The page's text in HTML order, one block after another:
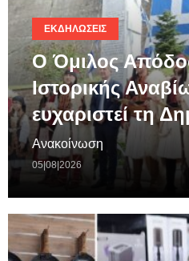
ΕΚΔΗΛΏΣΕΙΣ
Ο Όμιλος
Ιστορικής
ευχαριστεί τη
Ανακοίνωση
05|08|2026